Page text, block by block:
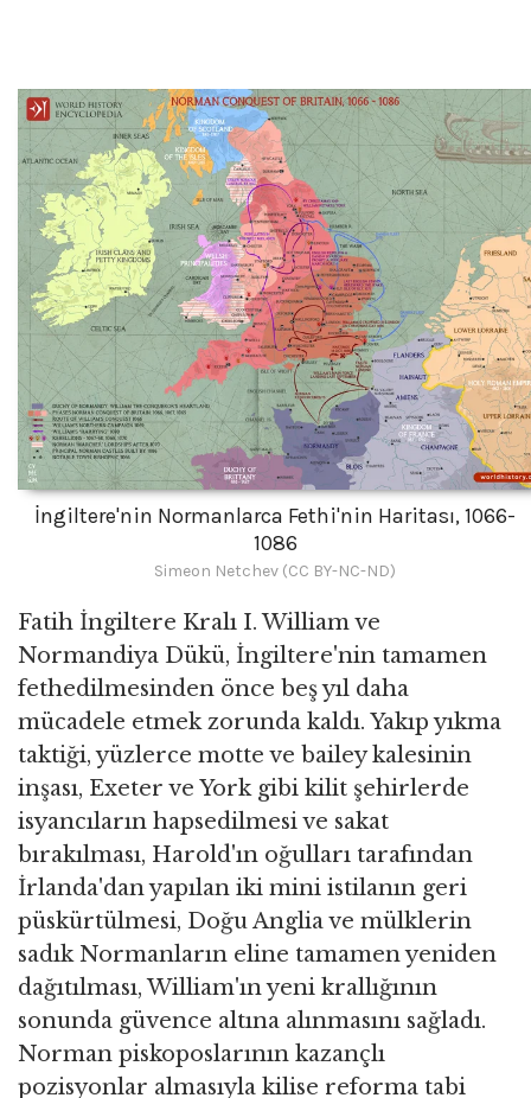
İngiltere'nin Normanlarca Fethi'nin Haritası, 1066-
1086
Simeon Netchev (CC BY-NC-ND)
Fatih İngiltere Kralı I. William ve
Normandiya Dükü, İngiltere'nin tamamen
fethedilmesinden önce beş yıl daha
mücadele etmek zorunda kaldı. Yakıp yıkma
taktiği, yüzlerce motte ve bailey kalesinin
inşası, Exeter ve York gibi kilit şehirlerde
isyancıların hapsedilmesi ve sakat
bırakılması, Harold'ın oğulları tarafından
İrlanda'dan yapılan iki mini istilanın geri
püskürtülmesi, Doğu Anglia ve mülklerin
sadık Normanların eline tamamen yeniden
dağıtılması, William'ın yeni krallığının
sonunda güvence altına alınmasını sağladı.
Norman piskoposlarının kazançlı
pozisyonlar almasıyla kilise reforma tabi